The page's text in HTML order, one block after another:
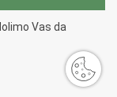
Vas da